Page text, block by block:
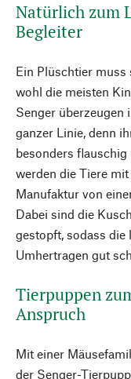
Natürlich zum
Begleiter
Ein Plüschtier muss
wohl die meisten
Senger überzeugen
ganzer Linie, denn
besonders
werden die Tiere
Manufaktur von
Dabei sind die
gestopft, sodass die
Umhertragen gut
Tierpuppen
Anspruch
Mit einer
der Senger-